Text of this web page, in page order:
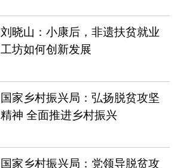
刘晓山：小康后，非遗扶贫就业
工坊如何创新发展
国家乡村振兴局：弘扬脱贫攻坚
精神 全面推进乡村振兴
国家乡村振兴局：党领导脱贫攻